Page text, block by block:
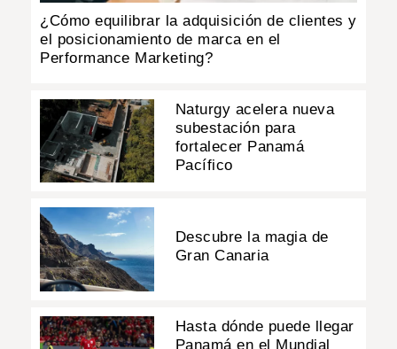
¿Cómo equilibrar la adquisición de clientes y
el posicionamiento de marca en el
Performance Marketing?
Naturgy acelera nueva
subestación para
fortalecer Panamá
Pacífico
Descubre la magia de
Gran Canaria
Hasta dónde puede llegar
Panamá en el Mundial